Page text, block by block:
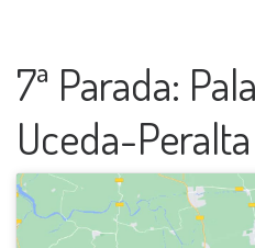
7ª Parada:
Uceda-Peralta